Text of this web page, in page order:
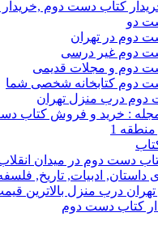
کتاب دست دوم ,خریدار
دو
دوم در تهران
دوم غیر درسی
دوم و مجلات قدیمی
دوم کتابخانه شخصی شما
دوم درب منزل تهران
مجله : خرید و فروش کتاب
1
دست دوم در میدان
داستان, ادبیات, تاریخ,
تهران درب منزل بالاترین
کتاب دست دوم